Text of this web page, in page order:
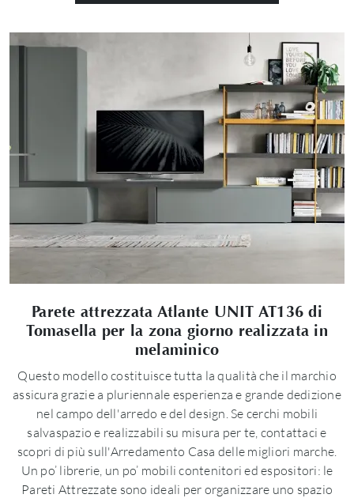
Parete attrezzata Atlante UNIT AT136 di
Tomasella per la zona giorno realizzata in
melaminico
Questo modello costituisce tutta la qualità che il marchio
assicura grazie a pluriennale esperienza e grande dedizione
nel campo dell'arredo e del design. Se cerchi mobili
salvaspazio e realizzabili su misura per te, contattaci e
scopri di più sull'Arredamento Casa delle migliori marche.
Un po’ librerie, un po’ mobili contenitori ed espositori: le
Pareti Attrezzate sono ideali per organizzare uno spazio